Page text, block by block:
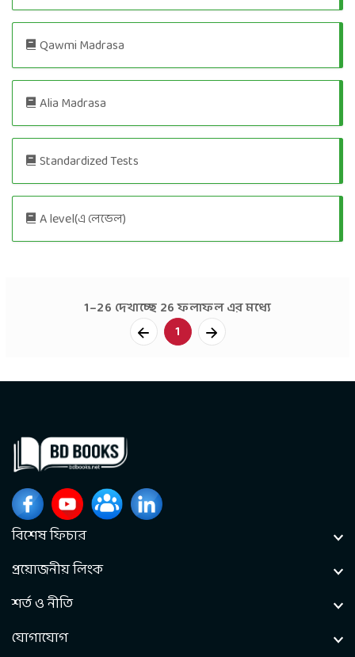
Qawmi Madrasa
Alia Madrasa
Standardized Tests
A level(এ লেভেল)
1–26 দেখাচ্ছে 26 ফলাফল এর মধ্যে
1
বিশেষ ফিচার
প্রয়োজনীয় লিংক
শর্ত ও নীতি
যোগাযোগ